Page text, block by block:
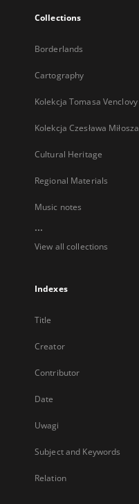
Collections
Borderlands
Cartography
Kolekcja Tomasa Venclovy
Kolekcja Czesława Miłosza
Cultural Heritage
Regional Materials
Music notes
...
View all collections
Indexes
Title
Creator
Contributor
Date
Uwagi
Subject and Keywords
Relation